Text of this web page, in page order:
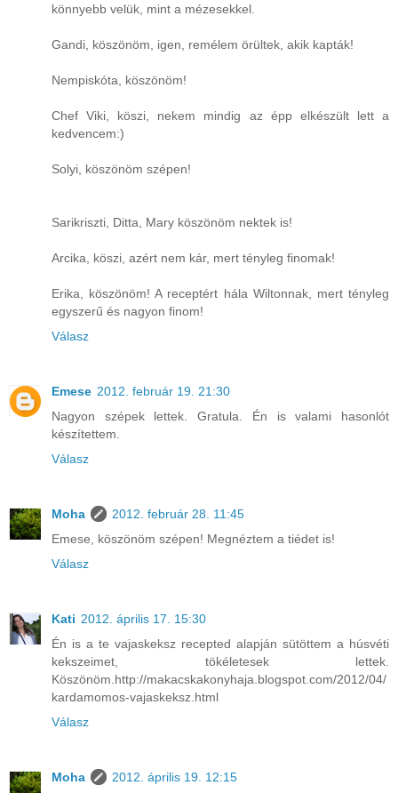
könnyebb velük, mint a mézesekkel.
Gandi, köszönöm, igen, remélem örültek, akik kapták!
Nempiskóta, köszönöm!
Chef Viki, köszi, nekem mindig az épp elkészült lett a
kedvencem:)
Solyi, köszönöm szépen!
Sarikriszti, Ditta, Mary köszönöm nektek is!
Arcika, köszi, azért nem kár, mert tényleg finomak!
Erika, köszönöm! A receptért hála Wiltonnak, mert tényleg
egyszerű és nagyon finom!
Válasz
Emese 2012. február 19. 21:30
Nagyon szépek lettek. Gratula. Én is valami hasonlót
készítettem.
Válasz
Moha
2012. február 28. 11:45
Emese, köszönöm szépen! Megnéztem a tiédet is!
Válasz
Kati 2012. április 17. 15:30
Én is a te vajaskeksz recepted alapján sütöttem a húsvéti
kekszeimet, tökéletesek lettek.
Köszönöm.http://makacskakonyhaja.blogspot.com/2012/04/
kardamomos-vajaskeksz.html
Válasz
Moha
2012. április 19. 12:15